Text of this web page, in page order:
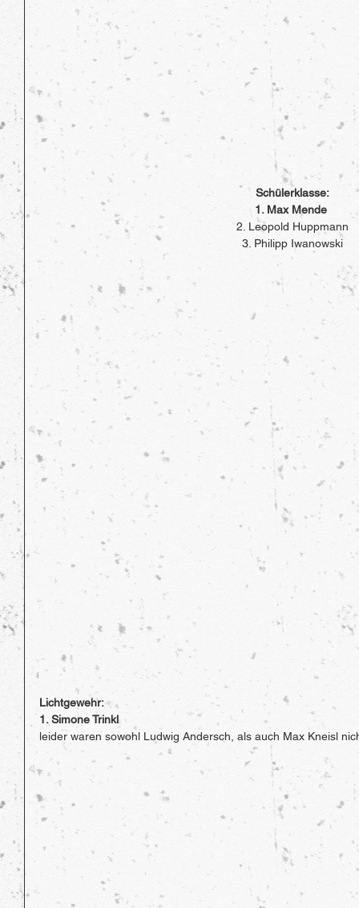
Schülerklasse:
1. Max Mende
2. Leopold Huppmann
3. Philipp Iwanowski
Lichtgewehr:
1. Simone Trinkl
leider waren sowohl Ludwig Andersch, als auch Max Kneisl